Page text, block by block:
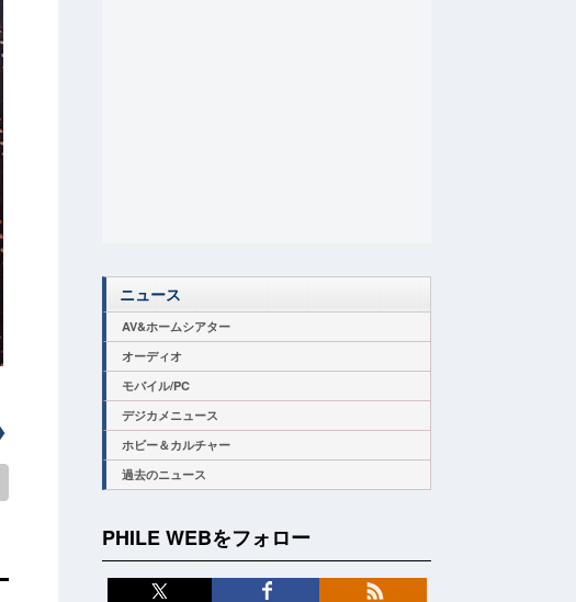
ニュース
AV&ホームシアター
オーディオ
モバイル/PC
デジカメニュース
ホビー＆カルチャー
過去のニュース
PHILE WEBをフォロー